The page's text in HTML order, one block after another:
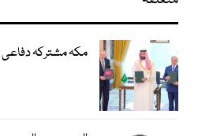
مکہ مشترکہ دفاعی